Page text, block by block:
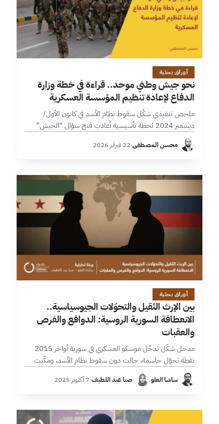
31 دقائق
أوراق بحثية
نحو جيش وطني موحد.. قراءة في خطة وزارة
الدفاع لإعادة تنظيم المؤسسة العسكرية
ملخص تنفيذي شكّل سقوط نظام الأسد في كانون الأول/
ديسمبر 2024 لحظة تأسيسية أعادت فتح سؤال “الجيش”
بوصفه مؤسسة دولة لا ذراعاً سلطوياً. وفي سياق فراغ أمني
وتعدد فصائلي تراكم خلال…
محسن المصطفى·22 فبراير 2026
28 دقائق
أوراق بحثية
بين الإرث الثقيل والتحوّلات الجيوسياسية..
الانعطافة السورية الروسية: الدوافع والفرص
والعقبات
مدخل شكّل تدخّل موسكو العسكري في سورية أواخر 2015
نقطة تحوّل حاسمة، حالت دون سقوط نظام الأسد، ومكّنت
روسيا من إبراز قدرتها على القتال والتدخل العسكري المباشر
لأول مرة خارج…
ساشا العلو، صبا عبد اللطيف·7 أكتوبر 2025